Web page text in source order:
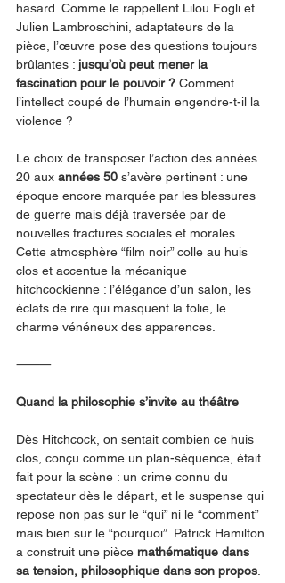
hasard. Comme le rappellent Lilou Fogli et
Julien Lambroschini, adaptateurs de la
pièce, l’œuvre pose des questions toujours
brûlantes : jusqu’où peut mener la
fascination pour le pouvoir ? Comment
l’intellect coupé de l’humain engendre-t-il la
violence ?
Le choix de transposer l’action des années
20 aux années 50 s’avère pertinent : une
époque encore marquée par les blessures
de guerre mais déjà traversée par de
nouvelles fractures sociales et morales.
Cette atmosphère “film noir” colle au huis
clos et accentue la mécanique
hitchcockienne : l’élégance d’un salon, les
éclats de rire qui masquent la folie, le
charme vénéneux des apparences.
⸻
Quand la philosophie s’invite au théâtre
Dès Hitchcock, on sentait combien ce huis
clos, conçu comme un plan-séquence, était
fait pour la scène : un crime connu du
spectateur dès le départ, et le suspense qui
repose non pas sur le “qui” ni le “comment”
mais bien sur le “pourquoi”. Patrick Hamilton
a construit une pièce mathématique dans
sa tension, philosophique dans son propos